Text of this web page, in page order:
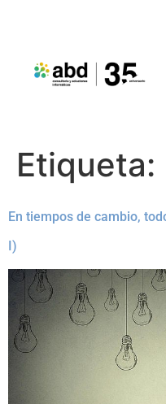
Etiqueta:
En tiempos de cambio,
I)